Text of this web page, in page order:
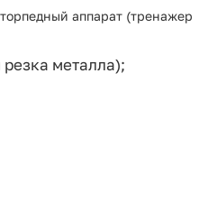
аппарат (тренажер
металла);